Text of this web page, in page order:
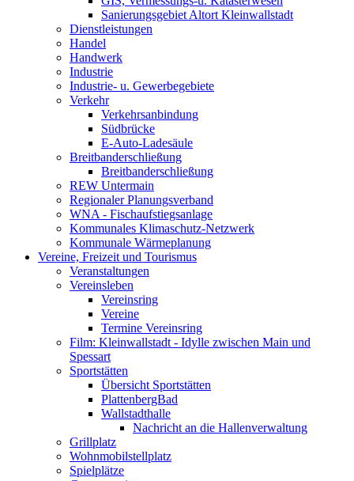
Sanierungsgebiet Altort Kleinwallstadt
Dienstleistungen
Handel
Handwerk
Industrie
Industrie- u. Gewerbegebiete
Verkehr
Verkehrsanbindung
Südbrücke
E-Auto-Ladesäule
Breitbanderschließung
Breitbanderschließung
REW Untermain
Regionaler Planungsverband
WNA - Fischaufstiegsanlage
Kommunales Klimaschutz-Netzwerk
Kommunale Wärmeplanung
Vereine, Freizeit und Tourismus
Veranstaltungen
Vereinsleben
Vereinsring
Vereine
Termine Vereinsring
Film: Kleinwallstadt - Idylle zwischen Main und
Spessart
Sportstätten
Übersicht Sportstätten
PlattenbergBad
Wallstadthalle
Nachricht an die Hallenverwaltung
Grillplatz
Wohnmobilstellplatz
Spielplätze